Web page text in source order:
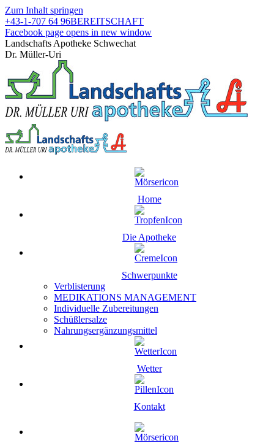
Zum Inhalt springen
+43-1-707 64 96BEREITSCHAFT
Facebook page opens in new window
Landschafts Apotheke Schwechat
Dr. Müller-Uri
Home
Die Apotheke
Schwerpunkte
Verblisterung
MEDIKATIONS MANAGEMENT
Individuelle Zubereitungen
Schüßlersalze
Nahrungsergänzungsmittel
Wetter
Kontakt